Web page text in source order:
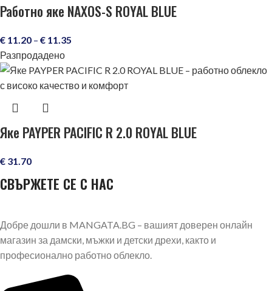
Работно яке NAXOS-S ROYAL BLUE
€ 11.20 – € 11.35
Разпродадено
Яке PAYPER PACIFIC R 2.0 ROYAL BLUE
€ 31.70
СВЪРЖЕТЕ СЕ С НАС
Добре дошли в MANGATA.BG – вашият доверен онлайн
магазин за дамски, мъжки и детски дрехи, както и
професионално работно облекло.